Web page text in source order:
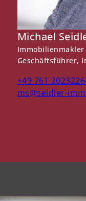
Michael
Geschäftsführer,
+49 761
ms@seidler-